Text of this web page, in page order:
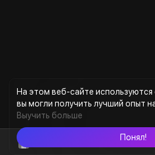
На этом веб-сайте
вы могли получить лучший опыт
Выучить больше
Понял!